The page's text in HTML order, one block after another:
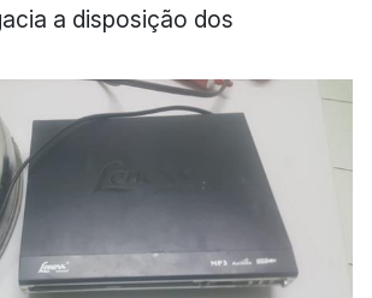
a disposição dos